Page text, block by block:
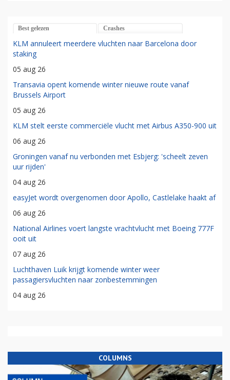
Best gelezen Crashes
KLM annuleert meerdere vluchten naar Barcelona door
staking
05 aug 26
Transavia opent komende winter nieuwe route vanaf
Brussels Airport
05 aug 26
KLM stelt eerste commerciële vlucht met Airbus A350-900 uit
06 aug 26
Groningen vanaf nu verbonden met Esbjerg: 'scheelt zeven
uur rijden'
04 aug 26
easyJet wordt overgenomen door Apollo, Castlelake haakt af
06 aug 26
National Airlines voert langste vrachtvlucht met Boeing 777F
ooit uit
07 aug 26
Luchthaven Luik krijgt komende winter weer
passagiersvluchten naar zonbestemmingen
04 aug 26
COLUMNS